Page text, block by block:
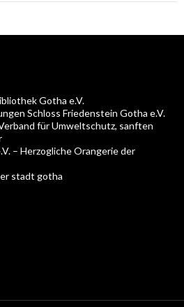
Gotha e.V.
Schloss Friedenstein Gotha e.V.
für Umweltschutz, sanften
– Herzogliche Orangerie der
stadt gotha